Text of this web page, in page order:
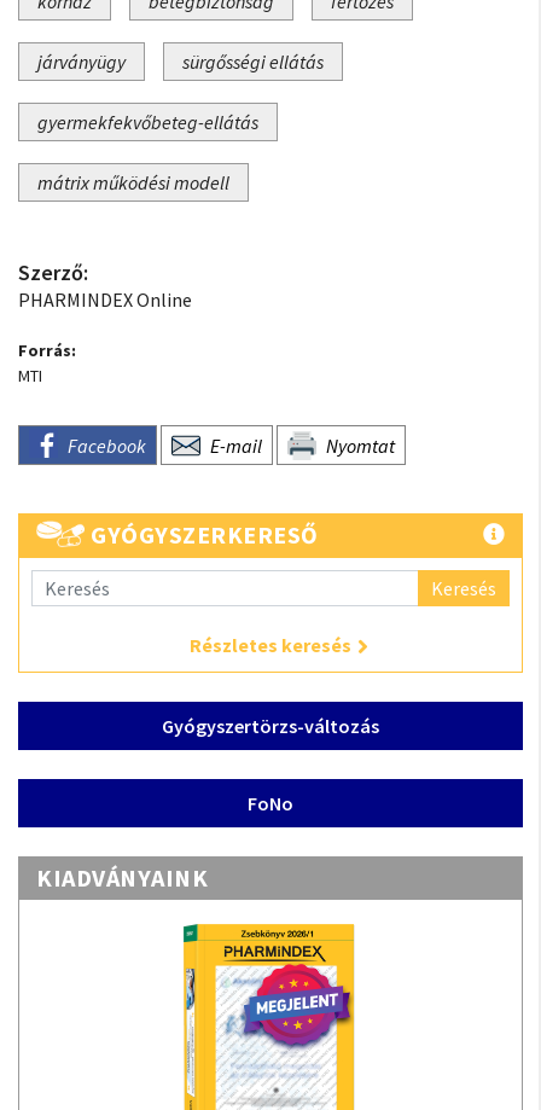
járványügy sürgősségi ellátás
gyermekfekvőbeteg-ellátás
mátrix működési modell
Szerző:
PHARMINDEX Online
Forrás:
MTI
Facebook E-mail Nyomtat
GYÓGYSZERKERESŐ
Keresés
Részletes keresés
Gyógyszertörzs-változás
FoNo
KIADVÁNYAINK